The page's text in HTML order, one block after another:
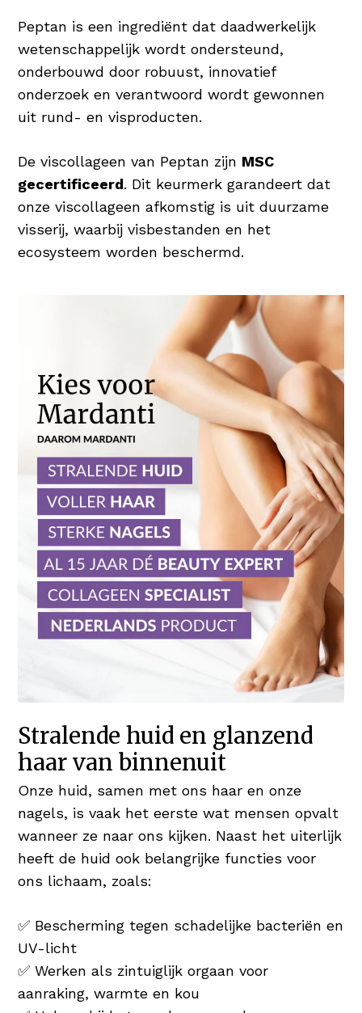
Peptan is een ingrediënt dat daadwerkelijk
wetenschappelijk wordt ondersteund,
onderbouwd door robuust, innovatief
onderzoek en verantwoord wordt gewonnen
uit rund- en visproducten.
De viscollageen van Peptan zijn MSC
gecertificeerd. Dit keurmerk garandeert dat
onze viscollageen afkomstig is uit duurzame
visserij, waarbij visbestanden en het
ecosysteem worden beschermd.
Stralende huid en glanzend
haar van binnenuit
Onze huid, samen met ons haar en onze
nagels, is vaak het eerste wat mensen opvalt
wanneer ze naar ons kijken. Naast het uiterlijk
heeft de huid ook belangrijke functies voor
ons lichaam, zoals:
✅ Bescherming tegen schadelijke bacteriën en
UV-licht
✅ Werken als zintuiglijk orgaan voor
aanraking, warmte en kou